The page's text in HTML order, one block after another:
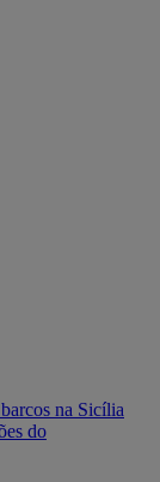
na Sicília
do